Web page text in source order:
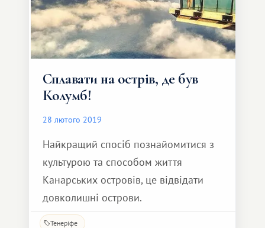
Сплавати на острів, де був
Колумб!
28 лютого 2019
Найкращий спосіб познайомитися з
культурою та способом життя
Канарських островів, це відвідати
довколишні острови.
Тенеріфе